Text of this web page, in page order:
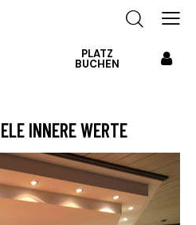
PLATZ
BUCHEN
INNERE WERTE